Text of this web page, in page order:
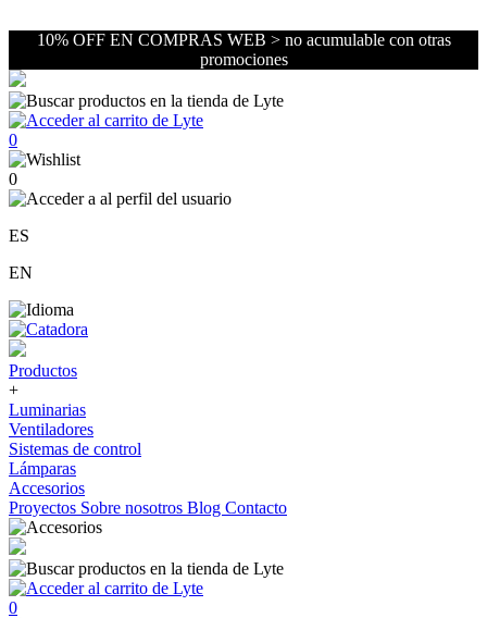
10% OFF EN COMPRAS WEB > no acumulable con otras
promociones
0
0
ES
EN
Productos
+
Luminarias
Ventiladores
Sistemas de control
Lámparas
Accesorios
Proyectos Sobre nosotros Blog Contacto
0